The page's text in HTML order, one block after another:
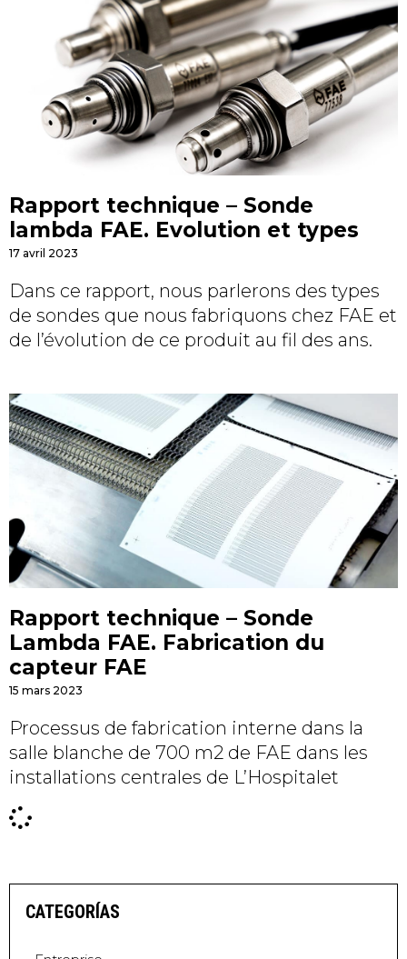
Rapport technique – Sonde
lambda FAE. Evolution et types
17 avril 2023
Dans ce rapport, nous parlerons des types
de sondes que nous fabriquons chez FAE et
de l’évolution de ce produit au fil des ans.
Rapport technique – Sonde
Lambda FAE. Fabrication du
capteur FAE
15 mars 2023
Processus de fabrication interne dans la
salle blanche de 700 m2 de FAE dans les
installations centrales de L’Hospitalet
CATEGORÍAS